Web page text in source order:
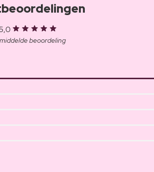
beoordeling